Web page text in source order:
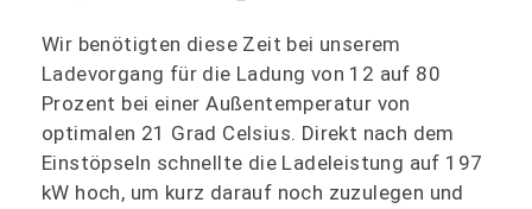
Wir benötigten diese Zeit bei unserem
Ladevorgang für die Ladung von 12 auf 80
Prozent bei einer Außentemperatur von
optimalen 21 Grad Celsius. Direkt nach dem
Einstöpseln schnellte die Ladeleistung auf 197
kW hoch, um kurz darauf noch zuzulegen und